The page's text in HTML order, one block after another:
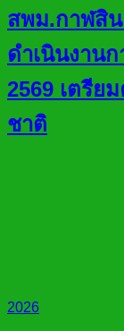
สพม.กาฬสิ
ดำเนินงาน
2569 เตรีย
ชาติ
2026